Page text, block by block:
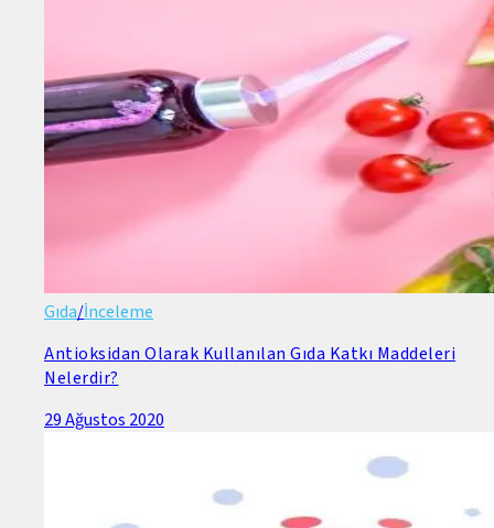
Gıda/İnceleme
Antioksidan Olarak Kullanılan Gıda Katkı Maddeleri
Nelerdir?
29 Ağustos 2020